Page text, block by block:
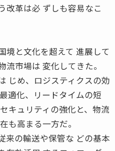
改革は必 ずしも容易なこ
と文化を超えて 進展して
市場は 変化してきた。
じめ、ロジスティクスの効
適化、リードタイムの短
キュリティの強化と、物流
も高まる一方だ。
来の輸送や保管な どの基本